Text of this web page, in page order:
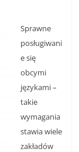
Sprawne
posługiwani
e się
obcymi
językami –
takie
wymagania
stawia wiele
zakładów